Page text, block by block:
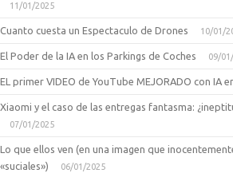
11/01/2025
Cuanto cuesta un Espectaculo de Drones 10/01/
El Poder de la IA en los Parkings de Coches 09/
EL primer VIDEO de YouTube MEJORADO con IA
Xiaomi y el caso de las entregas fantasma:
07/01/2025
Lo que ellos ven (en una imagen que
«suciales»)
06/01/2025